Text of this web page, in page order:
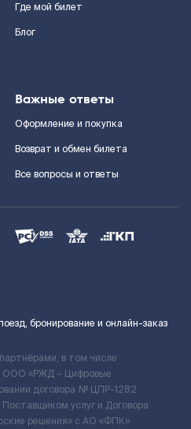
Где мой билет
Блог
Важные ответы
Оформление и покупка
Возврат и обмен билета
Все вопросы и ответы
бронирование и онлайн-заказ
в том числе
ООО «РЖД – Цифровые
договора № ЦПР-1282
услуг и Договора
решения» c АО «ФПК»